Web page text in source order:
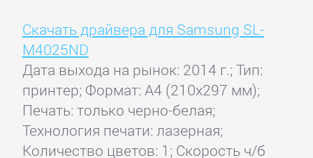
Скачать драйвера для Samsung SL-
M4025ND
Дата выхода на рынок: 2014 г.; Тип:
принтер; Формат: A4 (210x297 мм);
Печать: только черно-белая;
Технология печати: лазерная;
Количество цветов: 1; Скорость ч/б